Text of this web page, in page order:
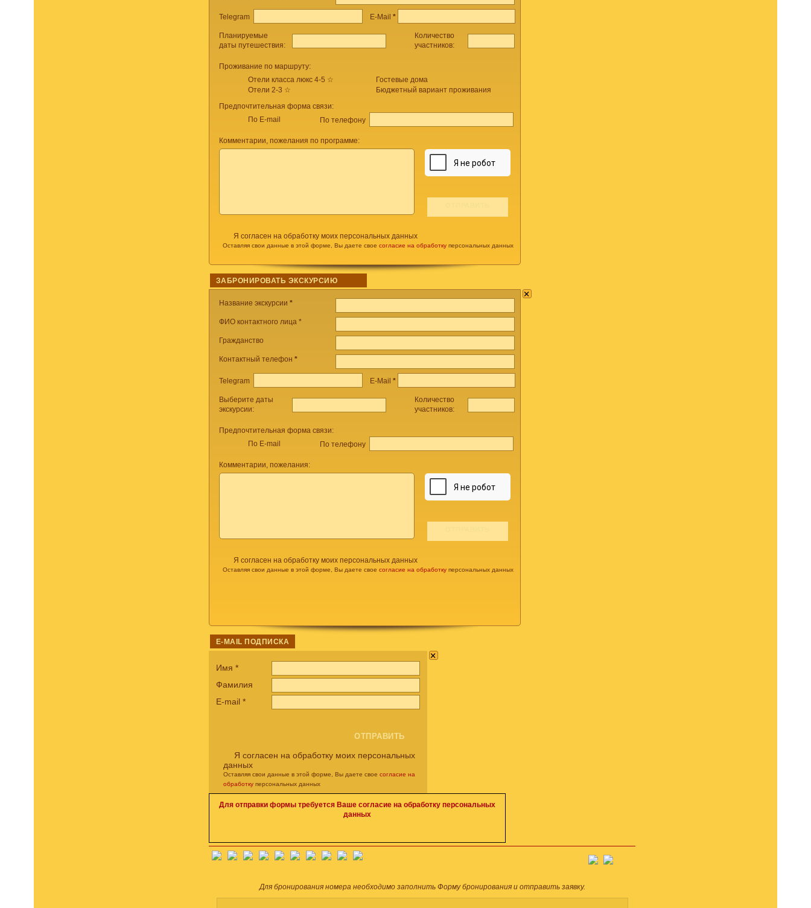
Telegram E-Mail *
Планируемые
даты путешествия:
Количество
участников:
Проживание по маршруту:
Отели класса люкс 4-5 ☆
Отели 2-3 ☆
Гостевые дома
Бюджетный вариант проживания
Предпочтительная форма связи:
По E-mail
По телефону
Комментарии, пожелания по программе:
Я согласен на обработку моих персональных данных
Оставляя свои данные в этой форме, Вы даете свое согласие на обработку персональных данных
ЗАБРОНИРОВАТЬ ЭКСКУРСИЮ
×
Название экскурсии *
ФИО контактного лица *
Гражданство
Контактный телефон *
Telegram E-Mail *
Выберите даты
экскурсии:
Количество
участников:
Предпочтительная форма связи:
По E-mail
По телефону
Комментарии, пожелания:
Я согласен на обработку моих персональных данных
Оставляя свои данные в этой форме, Вы даете свое согласие на обработку персональных данных
E-MAIL ПОДПИСКА
×
Имя *
Фамилия
E-mail *
Я согласен на обработку моих персональных
данных
Оставляя свои данные в этой форме, Вы даете свое согласие на
обработку персональных данных
Для отправки формы требуется Ваше согласие на обработку персональных
данных
Для бронирования номера необходимо заполнить Форму бронирования и отправить заявку.